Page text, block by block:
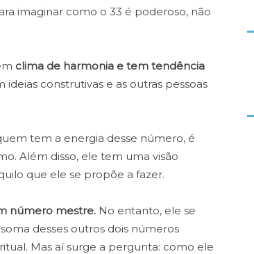
imaginar como o 33 é poderoso, não
clima de harmonia e tem tendência
ideias construtivas e as outras pessoas
tem a energia desse número, é
Além disso, ele tem uma visão
que ele se propõe a fazer.
número mestre. No entanto, ele se
desses outros dois números
Mas aí surge a pergunta: como ele